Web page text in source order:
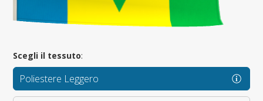
Scegli il tessuto:
Poliestere Leggero